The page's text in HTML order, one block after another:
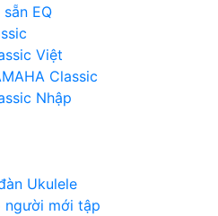
EQ
Việt
Classic
Nhập
Ukulele
người mới tập